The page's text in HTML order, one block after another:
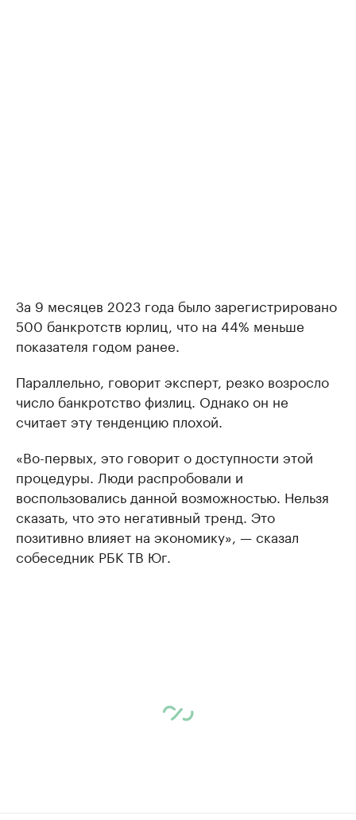
За 9 месяцев 2023 года было зарегистрировано
500 банкротств юрлиц, что на 44% меньше
показателя годом ранее.
Параллельно, говорит эксперт, резко возросло
число банкротство физлиц. Однако он не
считает эту тенденцию плохой.
«Во-первых, это говорит о доступности этой
процедуры. Люди распробовали и
воспользовались данной возможностью. Нельзя
сказать, что это негативный тренд. Это
позитивно влияет на экономику», — сказал
собеседник РБК ТВ Юг.